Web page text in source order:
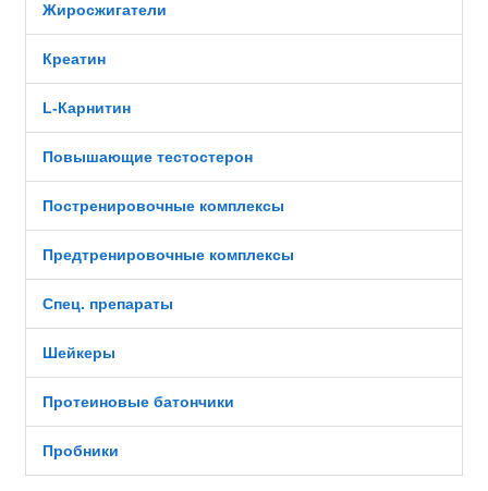
Жиросжигатели
Креатин
L-Карнитин
Повышающие тестостерон
Постренировочные комплексы
Предтренировочные комплексы
Спец. препараты
Шейкеры
Протеиновые батончики
Пробники